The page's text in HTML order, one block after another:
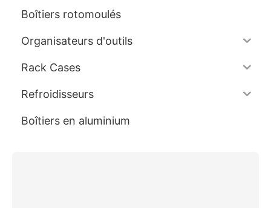
Boîtiers rotomoulés
Organisateurs d'outils
Rack Cases
Refroidisseurs
Boîtiers en aluminium